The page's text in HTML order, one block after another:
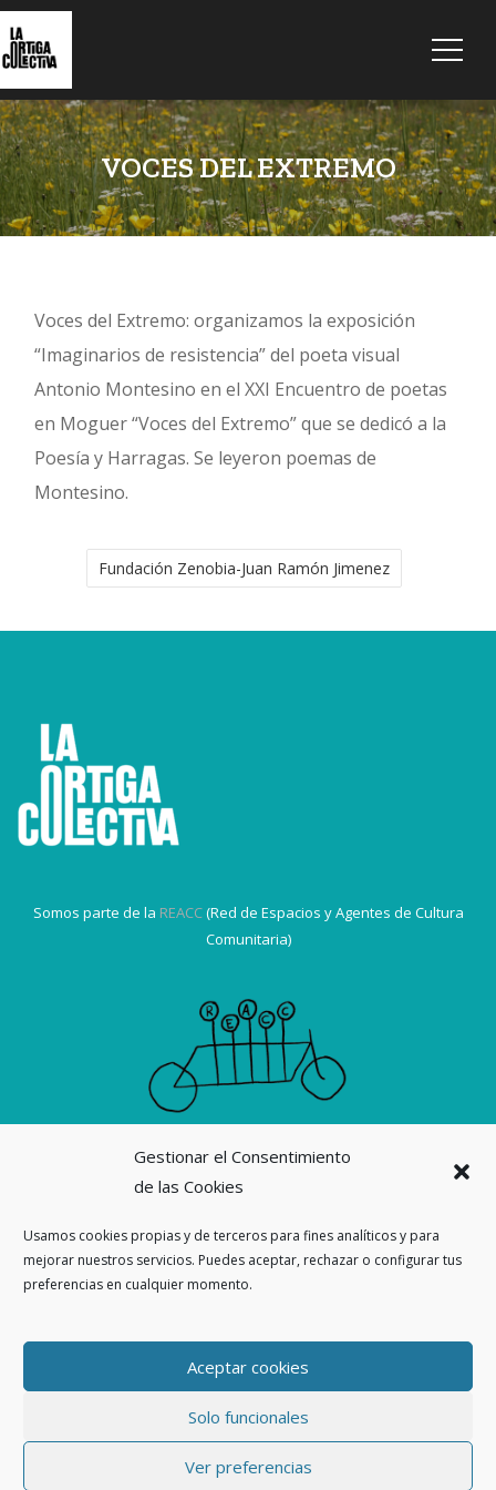
Gestionar el Consentimiento
de las Cookies
Usamos cookies propias y de terceros para fines analíticos y para
mejorar nuestros servicios. Puedes aceptar, rechazar o configurar tus
preferencias en cualquier momento.
Aceptar cookies
Solo funcionales
Ver preferencias
VOCES DEL EXTREMO
Voces del Extremo: organizamos la exposición
“Imaginarios de resistencia” del poeta visual
Antonio Montesino en el XXI Encuentro de poetas
en Moguer “Voces del Extremo” que se dedicó a la
Poesía y Harragas. Se leyeron poemas de
Montesino.
Fundación Zenobia-Juan Ramón Jimenez
Somos parte de la REACC(Red de Espacios y Agentes de Cultura
Comunitaria)
Suscribirme a la revista La Ortiga
Nuestras revistas
Ahora también enThreads
Copyleft 2026. La Ortiga Colectiva |Privacidad